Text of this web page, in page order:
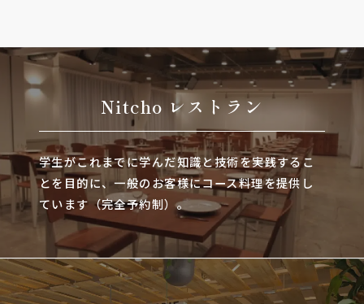
Nitcho レストラン
学生がこれまでに学んだ知識と技術を実践するこ
とを目的に、一般のお客様にコース料理を提供し
ています（完全予約制）。